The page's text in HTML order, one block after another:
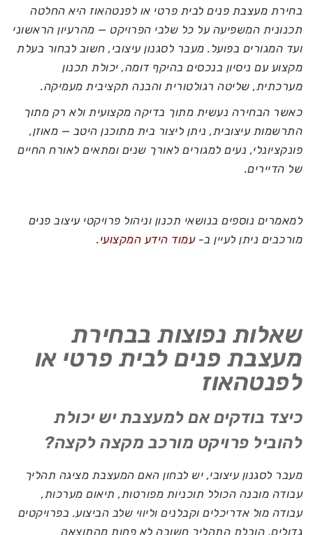
בחירת מעצבת פנים לבית פרטי או לפנטהאוז היא החלטה
תכנונית המשפיעה על כל שלבי הפרויקט — מהרעיון הראשוני
ועד המגורים בפועל. מעבר לסגנון עיצובי, חשוב לבחור בעלת
מקצוע עם ניסיון בנכסים בהיקף דומה, יכולת תכנון
מערכתית, שליטה רגולטורית והבנה תקציבית מעמיקה.
כאשר הבחירה נעשית מתוך בדיקה מקצועית ולא רק מתוך
התרשמות עיצובית, ניתן ליצור בית מתוכנן היטב — מאוזן,
פונקציונלי, נעים למגורים לאורך שנים ומתאים לאורח החיים
של הדיירים.
למאמרים נוספים בנושאי תכנון וניהול פרויקטי עיצוב פנים
מורכבים ניתן לעיין ב-עמוד הידע המקצועי.
שאלות נפוצות בבחירת
מעצבת פנים לבית פרטי או
לפנטהאוז
כיצד בודקים אם למעצבת יש יכולת
להוביל פרויקט מורכב מקצה לקצה?
מעבר לסגנון עיצובי, יש לבחון האם המעצבת מציגה תהליך
עבודה מובנה הכולל תוכניות מפורטות, תיאום מערכות,
עבודה מול אדריכלים וקבלנים וליווי שלב הביצוע. בפרויקטים
גדולים, הובלת התהליך חשובה לא פחות מהתוצאה